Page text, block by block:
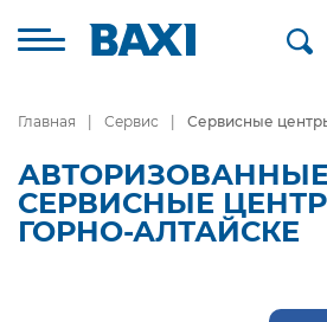
Главная Сервис Сервисные
СЕРВИСНЫЕ
ГОРНО-АЛТАЙСКЕ